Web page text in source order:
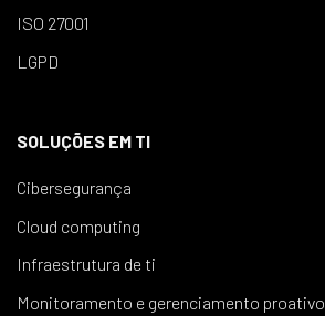
ISO 27001
LGPD
SOLUÇÕES EM TI
Cibersegurança
Cloud computing
Infraestrutura de ti
Monitoramento e gerenciamento proativo